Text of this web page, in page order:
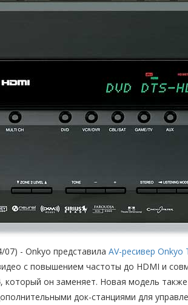
07) - Onkyo представила AV-ресивер Onkyo
с повышением частоты до HDMI и
который он заменяет. Новая модель
док-станциями для